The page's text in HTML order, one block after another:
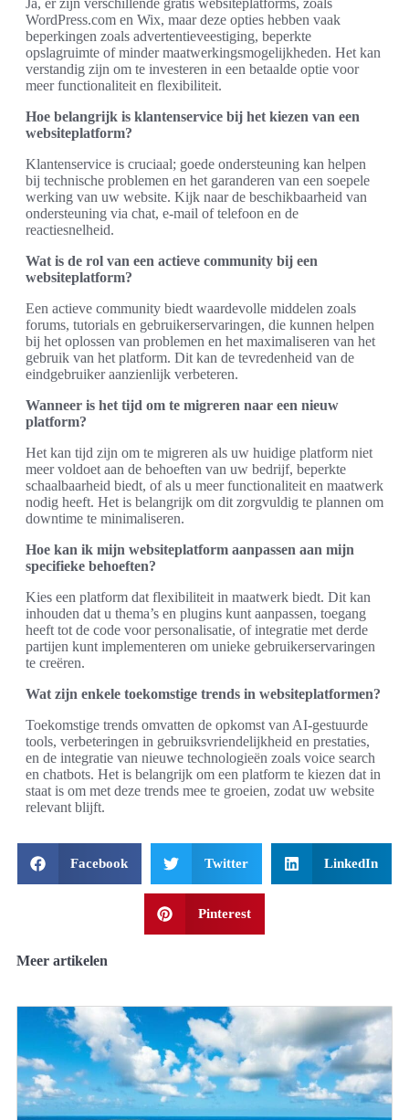
Ja, er zijn verschillende gratis websiteplatforms, zoals
WordPress.com en Wix, maar deze opties hebben vaak
beperkingen zoals advertentieveestiging, beperkte
opslagruimte of minder maatwerkingsmogelijkheden. Het kan
verstandig zijn om te investeren in een betaalde optie voor
meer functionaliteit en flexibiliteit.
Hoe belangrijk is klantenservice bij het kiezen van een
websiteplatform?
Klantenservice is cruciaal; goede ondersteuning kan helpen
bij technische problemen en het garanderen van een soepele
werking van uw website. Kijk naar de beschikbaarheid van
ondersteuning via chat, e-mail of telefoon en de
reactiesnelheid.
Wat is de rol van een actieve community bij een
websiteplatform?
Een actieve community biedt waardevolle middelen zoals
forums, tutorials en gebruikerservaringen, die kunnen helpen
bij het oplossen van problemen en het maximaliseren van het
gebruik van het platform. Dit kan de tevredenheid van de
eindgebruiker aanzienlijk verbeteren.
Wanneer is het tijd om te migreren naar een nieuw
platform?
Het kan tijd zijn om te migreren als uw huidige platform niet
meer voldoet aan de behoeften van uw bedrijf, beperkte
schaalbaarheid biedt, of als u meer functionaliteit en maatwerk
nodig heeft. Het is belangrijk om dit zorgvuldig te plannen om
downtime te minimaliseren.
Hoe kan ik mijn websiteplatform aanpassen aan mijn
specifieke behoeften?
Kies een platform dat flexibiliteit in maatwerk biedt. Dit kan
inhouden dat u thema’s en plugins kunt aanpassen, toegang
heeft tot de code voor personalisatie, of integratie met derde
partijen kunt implementeren om unieke gebruikerservaringen
te creëren.
Wat zijn enkele toekomstige trends in websiteplatformen?
Toekomstige trends omvatten de opkomst van AI-gestuurde
tools, verbeteringen in gebruiksvriendelijkheid en prestaties,
en de integratie van nieuwe technologieën zoals voice search
en chatbots. Het is belangrijk om een platform te kiezen dat in
staat is om met deze trends mee te groeien, zodat uw website
relevant blijft.
Facebook Twitter LinkedIn
Pinterest
Meer artikelen